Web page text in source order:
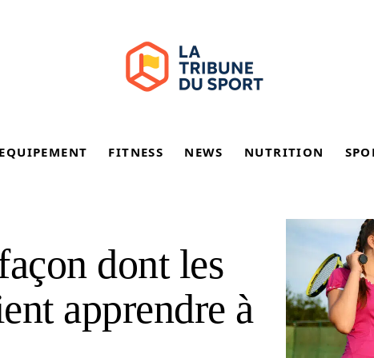
EQUIPEMENT FITNESS NEWS NUTRITION
dont les
apprendre à